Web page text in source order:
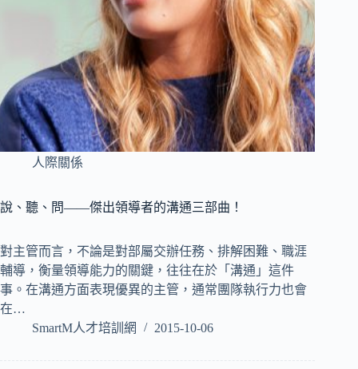
人際關係
說、聽、問——傑出領導者的溝通三部曲！
對主管而言，不論是對部屬交辦任務、排解困難、職涯
輔導，衡量領導能力的關鍵，往往在於「溝通」這件
事。在溝通方面表現優異的主管，通常團隊執行力也會
在…
SmartM人才培訓網
2015-10-06